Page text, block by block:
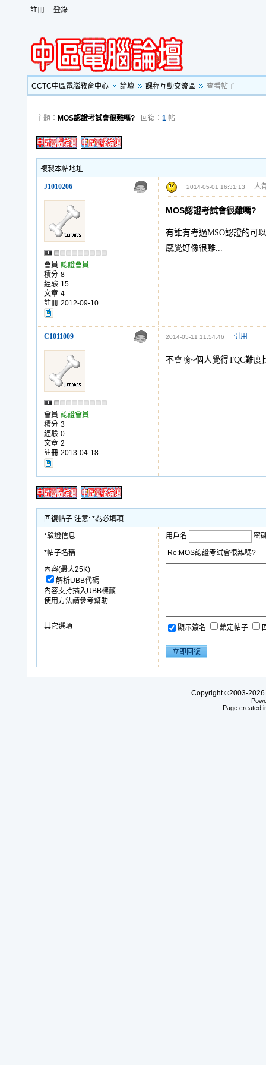
註冊 登錄
CCTC中區電腦教育中心 論壇 課程互動交流區 查看帖子
主題： MOS認證考試會很難嗎? 回復： 1 帖
複製本帖地址
J1010206 2014-05-01 16:31:13 人
會員 認證會員
積分 8
經驗 15
文章 4
註冊 2012-09-10
MOS認證考試會很難嗎?
有誰有考過MSO認證的可
感覺好像很難...
C1011009 2014-05-11 11:54:46 引用
會員 認證會員
積分 3
經驗 0
文章 2
註冊 2013-04-18
不會唷~個人覺得TQC難度
回復帖子 注意: *為必填項
*驗證信息 用戶名
密
*帖子名稱
內容(最大25K)
解析UBB代碼
內容支持插入UBB標籤
使用方法請參考幫助
其它選項 顯示簽名 鎖定帖子
Copyright©2003-2026
Page created